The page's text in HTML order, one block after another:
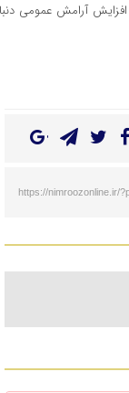
آرامش عمومی
https://nimroozonline.ir/